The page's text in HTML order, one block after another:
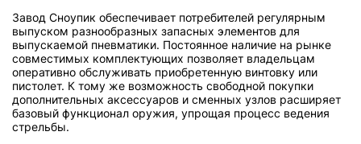
Завод Сноупик обеспечивает потребителей регулярным
выпуском разнообразных запасных элементов для
выпускаемой пневматики. Постоянное наличие на рынке
совместимых комплектующих позволяет владельцам
оперативно обслуживать приобретенную винтовку или
пистолет. К тому же возможность свободной покупки
дополнительных аксессуаров и сменных узлов расширяет
базовый функционал оружия, упрощая процесс ведения
стрельбы.